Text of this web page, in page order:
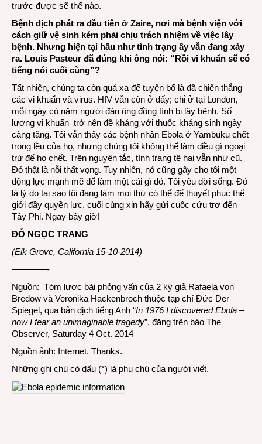
trước được sẽ thế nào.
Bệnh dịch phát ra đầu tiên ở Zaire, nơi mà bệnh viện với
cách giữ vệ sinh kém phải chịu trách nhiệm về việc lây
bệnh. Nhưng hiện tại hầu như tình trạng ấy vẫn đang xảy
ra. Louis Pasteur đã đúng khi ông nói: “Rồi vi khuẩn sẽ có
tiếng nói cuối cùng”?
Tất nhiên, chúng ta còn quá xa để tuyên bố là đã chiến thắng
các vi khuẩn và virus. HIV vẫn còn ở đấy; chỉ ở tại London,
mỗi ngày có năm người đàn ông đồng tính bị lây bệnh. Số
lượng vi khuẩn trở nên đề kháng với thuốc kháng sinh ngày
càng tăng. Tôi vẫn thấy các bệnh nhân Ebola ở Yambuku chết
trong lều của họ, nhưng chúng tôi không thể làm điều gì ngoại
trừ để họ chết. Trên nguyên tắc, tình trạng tệ hại vẫn như cũ.
Đó thật là nỗi thất vọng. Tuy nhiên, nó cũng gây cho tôi một
động lực mạnh mẽ để làm một cái gì đó. Tôi yêu đời sống. Đó
là lý do tại sao tôi đang làm mọi thứ có thể để thuyết phục thế
giới đầy quyền lực, cuối cùng xin hãy gửi cuộc cứu trợ đến
Tây Phi. Ngay bây giờ!
ĐỖ NGỌC TRANG
(Elk Grove, California 15-10-2014)
————-
Nguồn: Tóm lược bài phỏng vấn của 2 ký giả Rafaela von
Bredow và Veronika Hackenbroch thuộc tạp chí Đức Der
Spiegel, qua bản dịch tiếng Anh “In 1976 I discovered Ebola –
now I fear an unimaginable tragedy”, đăng trên báo The
Observer, Saturday 4 Oct. 2014
Nguồn ảnh: Internet. Thanks.
Những ghi chú có dấu (*) là phụ chú của người viết.